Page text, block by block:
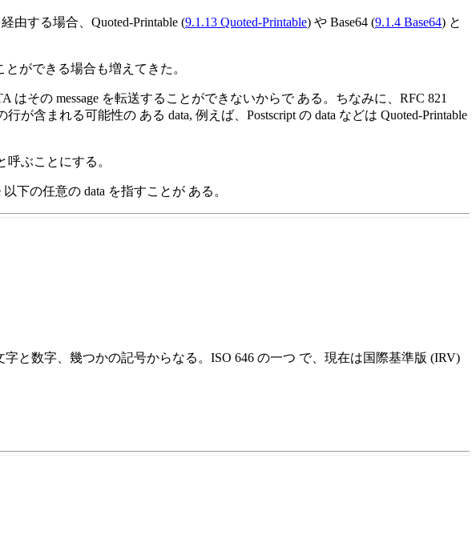
由する場合、Quoted-Printable (9.1.13 Quoted-Printable) や Base64 (9.1.4 Base64) と
ができる場合も増えてきた。
その message を転送することができないからで ある。ちなみに、RFC 821
含まれる可能性の ある data, 例えば、Postscript の data などは Quoted-Printable
呼ぶことにする。
下の任意の data を指すことが ある。
と数字、幾つかの記号からなる。ISO 646 の一つ で、現在は国際基準版 (IRV)